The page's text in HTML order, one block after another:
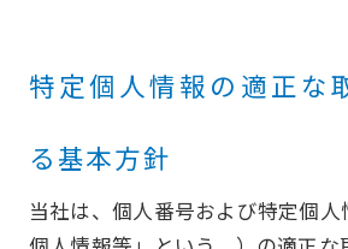
特定個人情報の適正な
る基本方針
当社は、個人番号および特定個